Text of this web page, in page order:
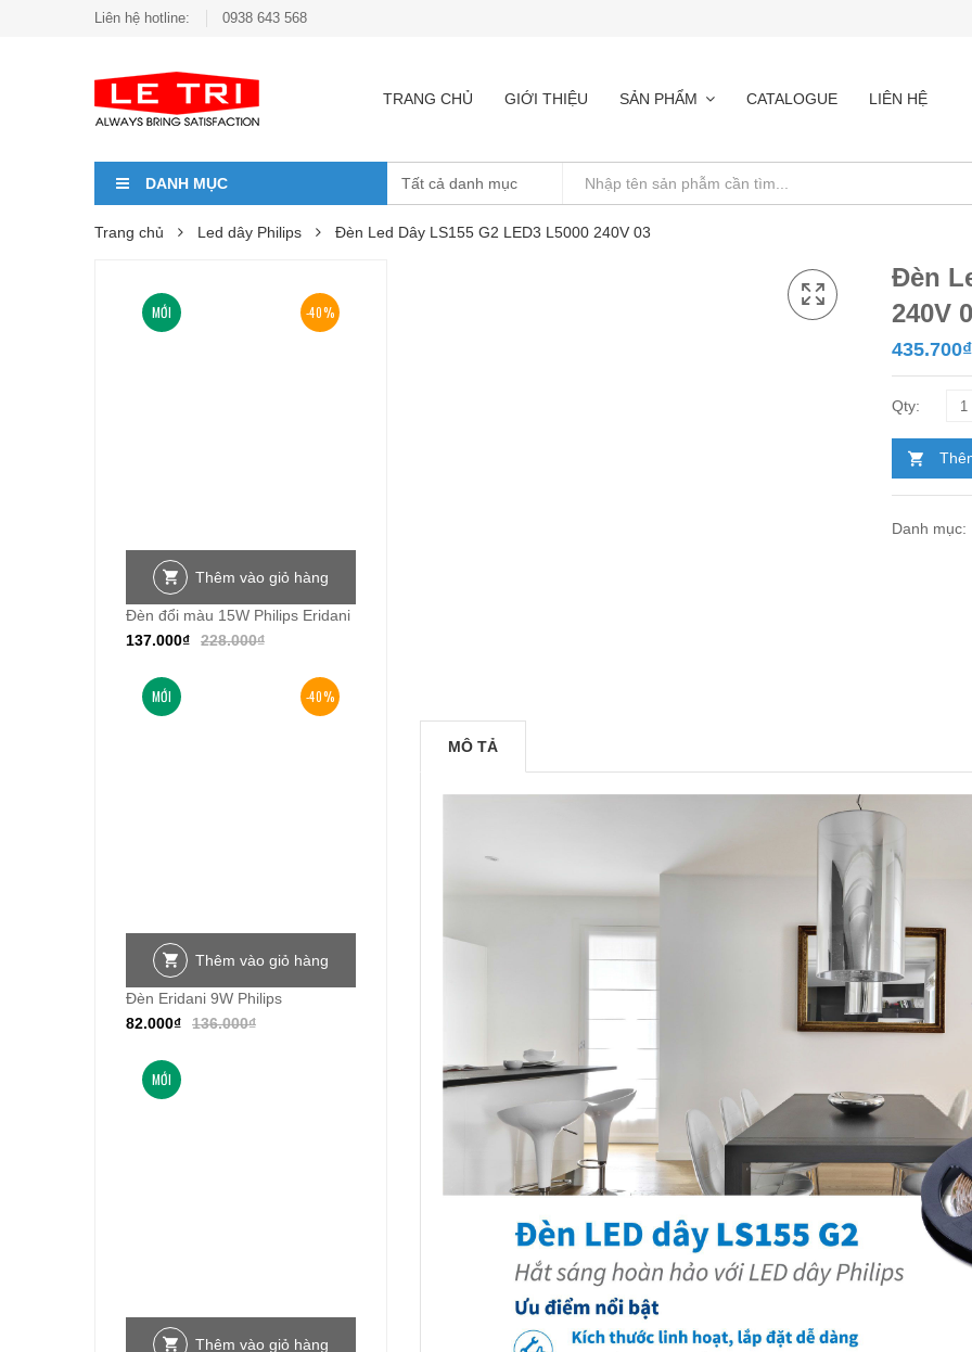
Liên hệ hotline: 0938 643 568
TRANG CHỦ GIỚI THIỆU SẢN PHẨM CATALOGUE LIÊN HỆ
DANH MỤC
Trang chủ Led dây Philips Đèn Led Dây LS155 G2 LED3 L5000 240V 03
Đèn
240V
435.700₫
Danh mục:
MÔ TẢ
-40%
MỚI
Thêm vào giỏ hàng
Đèn đổi màu 15W Philips Eridani
228.000₫
137.000₫
-40%
MỚI
Thêm vào giỏ hàng
Đèn Eridani 9W Philips
136.000₫
82.000₫
MỚI
Thêm vào giỏ hàng